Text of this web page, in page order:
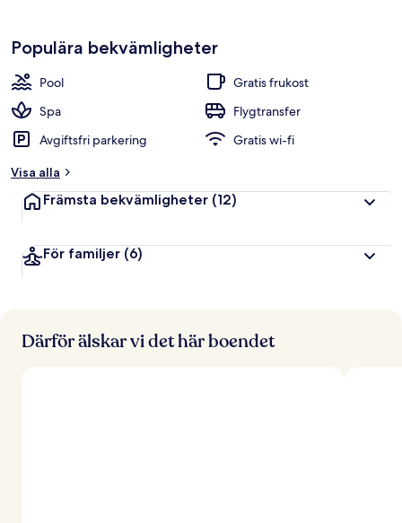
Populära bekvämligheter
Pool
Gratis frukost
Spa
Flygtransfer
Avgiftsfri parkering
Gratis wi-fi
Visa alla
Främsta bekvämligheter (12)
För familjer (6)
Därför älskar vi det här boendet